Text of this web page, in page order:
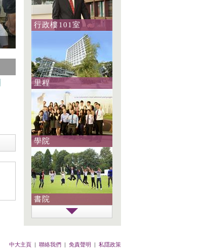
行政樓101室
里程
學院
書院
中大主頁 | 聯絡我們 | 免責聲明 | 私隱政策